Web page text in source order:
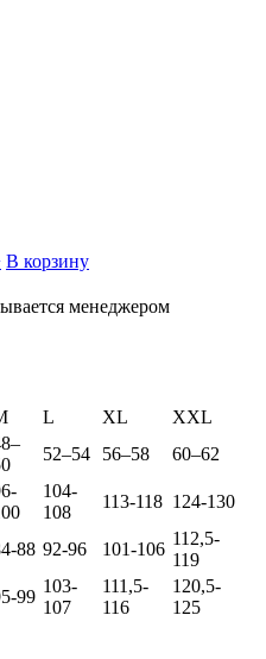
В корзину
менеджером
L XL
XXL
52–54 56–58
60–62
104-
108
113-118 124-130
88 92-96 101-106
112,5-
119
99
103-
107
111,5-
116
120,5-
125